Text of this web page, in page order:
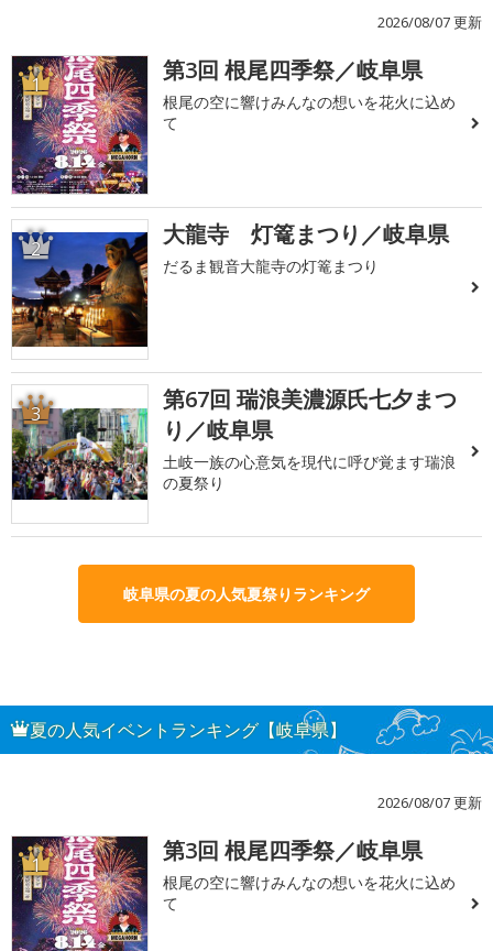
2026/08/07 更新
1 第3回 根尾四季祭／岐阜県
根尾の空に響けみんなの想いを花火に込め
て
2 大龍寺 灯篭まつり／岐阜県
だるま観音大龍寺の灯篭まつり
3
第67回 瑞浪美濃源氏七夕まつ
り／岐阜県
土岐一族の心意気を現代に呼び覚ます瑞浪
の夏祭り
岐阜県の夏の人気夏祭りランキング
夏の人気イベントランキング【岐阜県】
2026/08/07 更新
1 第3回 根尾四季祭／岐阜県
根尾の空に響けみんなの想いを花火に込め
て